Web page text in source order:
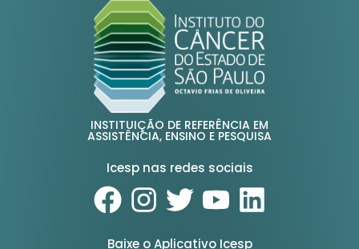
INSTITUIÇÃO DE REFERÊNCIA EM
ASSISTÊNCIA, ENSINO E PESQUISA
Icesp nas redes sociais
Baixe o Aplicativo Icesp